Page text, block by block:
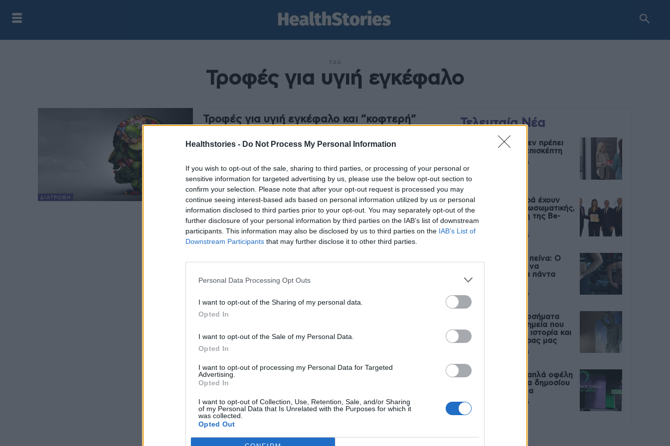
Healthstories - Do Not Process My Personal Information
If you wish to opt-out of the sale, sharing to third parties, or processing of your personal or
sensitive information for targeted advertising by us, please use the below opt-out section to
confirm your selection. Please note that after your opt-out request is processed you may
continue seeing interest-based ads based on personal information utilized by us or personal
information disclosed to third parties prior to your opt-out. You may separately opt-out of the
further disclosure of your personal information by third parties on the IAB’s list of downstream
participants. This information may also be disclosed by us to third parties on the IAB’s List of
Downstream Participants that may further disclose it to other third parties.
Personal Data Processing Opt Outs
I want to opt-out of the Sharing of my personal data.
Opted In
I want to opt-out of the Sale of my Personal Data.
Opted In
I want to opt-out of processing my Personal Data for Targeted
Advertising.
Opted In
I want to opt-out of Collection, Use, Retention, Sale, and/or Sharing
of my Personal Data that Is Unrelated with the Purposes for which it
was collected.
Opted Out
TAG
Τροφές για υγιή εγκέφαλο
ΔΙΑΤΡΟΦΉ
Τροφές για υγιή εγκέφαλο και ”κοφτερή”
HS Team - 22 Ιανουαρίου 2025
βοηθούν τη σκέψη μας να μένει κοφτερή. Υπάρχει ωστόσο μια
τροφή συγκεκριμένα που η Δρ...
Τελευταία Νέα
9 πράγματα που δεν πρέπει
να λέτε σε έναν επισκέπτη
27 Φεβρουαρίου 2026
Πάνω από 100 μωρά έχουν
γεννηθεί μέσω εξωσωματικής,
με την υποστήριξη της Be-
Live
27 Φεβρουαρίου 2026
Μεταπροπονητική πείνα: Ο
λόγος που θέλεις να
καταβροχθίσεις τα πάντα
μετά την άσκηση
27 Φεβρουαρίου 2026
Ωρίων – Σπάνια νοσήματα
συνδέονται με μνημεία που
διαμόρφωσαν την ιστορία και
το πνεύμα της χώρας μας
27 Φεβρουαρίου 2026
Γεωργιάδης: Πολλαπλά οφέλη
από τη συνεργασία δημοσίου
και ιδιωτικού τομέα
27 Φεβρουαρίου 2026